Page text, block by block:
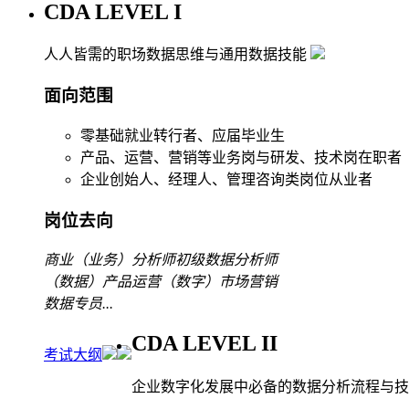
CDA LEVEL I
人人皆需的职场数据思维与通用数据技能
面向范围
零基础就业转行者、应届毕业生
产品、运营、营销等业务岗与研发、技术岗在职者
企业创始人、经理人、管理咨询类岗位从业者
岗位去向
商业（业务）分析师初级数据分析师
（数据）产品运营（数字）市场营销
数据专员...
考试大纲 CDA LEVEL II
企业数字化发展中必备的数据分析流程与